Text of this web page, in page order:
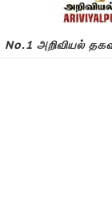
No.1 அறிவியல்